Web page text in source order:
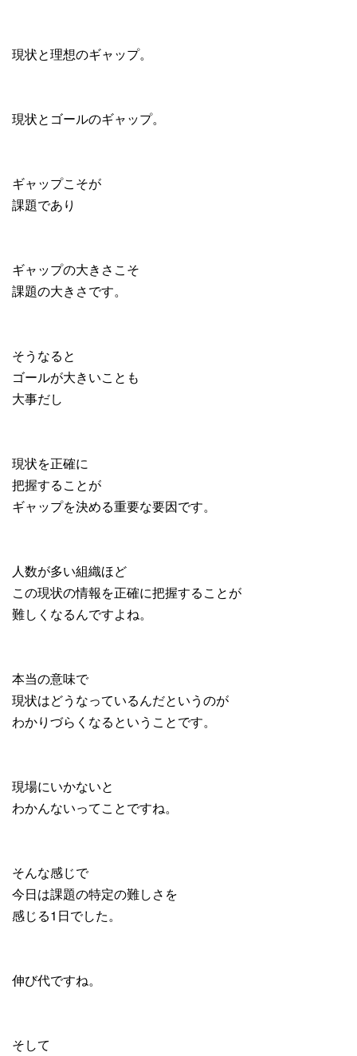
現状と理想のギャップ。
現状とゴールのギャップ。
ギャップこそが
課題であり
ギャップの大きさこそ
課題の大きさです。
そうなると
ゴールが大きいことも
大事だし
現状を正確に
把握することが
ギャップを決める重要な要因です。
人数が多い組織ほど
この現状の情報を正確に把握することが
難しくなるんですよね。
本当の意味で
現状はどうなっているんだというのが
わかりづらくなるということです。
現場にいかないと
わかんないってことですね。
そんな感じで
今日は課題の特定の難しさを
感じる1日でした。
伸び代ですね。
そして